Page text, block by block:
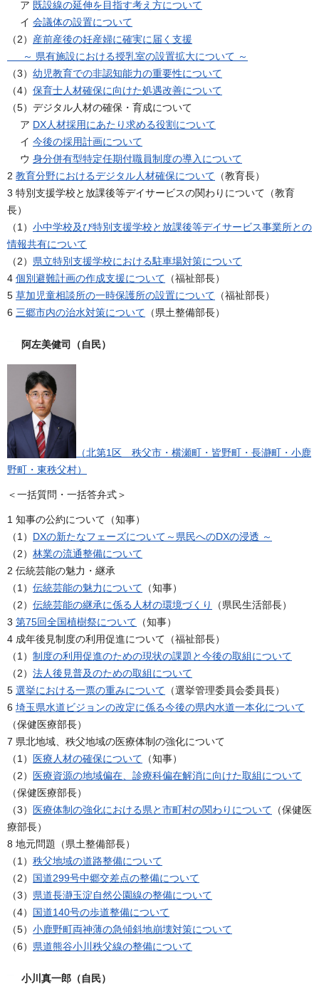
ア 既設線の延伸を目指す考え方について
イ 会議体の設置について
（2） 産前産後の妊産婦に確実に届く支援
～ 県有施設における授乳室の設置拡大について ～
（3） 幼児教育での非認知能力の重要性について
（4） 保育士人材確保に向けた処遇改善について
（5）デジタル人材の確保・育成について
ア DX人材採用にあたり求める役割について
イ 今後の採用計画について
ウ 身分併有型特定任期付職員制度の導入について
2 教育分野におけるデジタル人材確保について （教育長）
3 特別支援学校と放課後等デイサービスの関わりについて（教育
長）
（1） 小中学校及び特別支援学校と放課後等デイサービス事業所との
情報共有について
（2） 県立特別支援学校における駐車場対策について
4 個別避難計画の作成支援について （福祉部長）
5 草加児童相談所の一時保護所の設置について （福祉部長）
6 三郷市内の治水対策について （県土整備部長）
阿左美健司（自民）
（北第1区 秩父市・横瀬町・皆野町・長瀞町・小鹿
野町・東秩父村）
＜一括質問・一括答弁式＞
1 知事の公約について（知事）
（1） DXの新たなフェーズについて～県民へのDXの浸透 ～
（2） 林業の流通整備について
2 伝統芸能の魅力・継承
（1） 伝統芸能の魅力について （知事）
（2） 伝統芸能の継承に係る人材の環境づくり
（県民生活部長）
3 第75回全国植樹祭について （知事）
4 成年後見制度の利用促進について（福祉部長）
（1） 制度の利用促進のための現状の課題と今後の取組について
（2） 法人後見普及のための取組について
5 選挙における一票の重みについて （選挙管理委員会委員長）
6 埼玉県水道ビジョンの改定に係る今後の県内水道一本化について
（保健医療部長）
7 県北地域、秩父地域の医療体制の強化について
（1）
医療人材の確保について （知事）
（2）
医療資源の地域偏在、診療科偏在解消に向けた取組について
（保健医療部長）
（3）
医療体制の強化における県と市町村の関わりについて （保健医
療部長）
8 地元問題（県土整備部長）
（1） 秩父地域の道路整備について
（2）
国道299号中郷交差点の整備について
（3） 県道長瀞玉淀自然公園線の整備について
（4）
国道140号の歩道整備について
（5） 小鹿野町両神薄の急傾斜地崩壊対策について
（6） 県道熊谷小川秩父線の整備について
小川真一郎（自民）